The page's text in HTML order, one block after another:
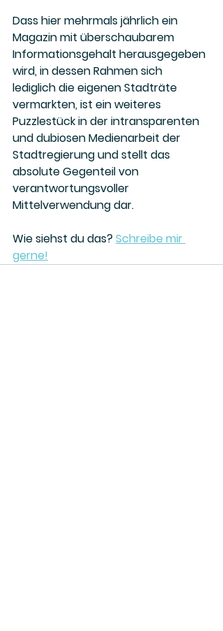
Dass hier mehrmals jährlich ein
Magazin mit überschaubarem
Informationsgehalt herausgegeben
wird, in dessen Rahmen sich
lediglich die eigenen Stadträte
vermarkten, ist ein weiteres
Puzzlestück in der intransparenten
und dubiosen Medienarbeit der
Stadtregierung und stellt das
absolute Gegenteil von
verantwortungsvoller
Mittelverwendung dar.
Wie siehst du das? Schreibe mir
gerne!